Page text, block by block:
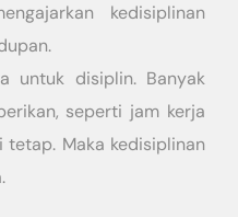
kedisiplinan
untuk disiplin. Banyak
seperti jam kerja
Maka kedisiplinan